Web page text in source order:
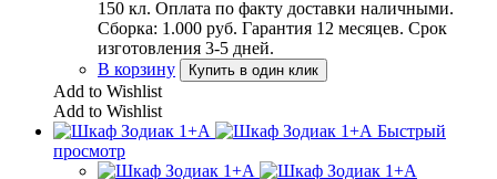
150 кл. Оплата по факту доставки наличными.
Сборка: 1.000 руб. Гарантия 12 месяцев. Срок
изготовления 3-5 дней.
В корзину
Купить в один клик
Add to Wishlist
Add to Wishlist
Быстрый
просмотр